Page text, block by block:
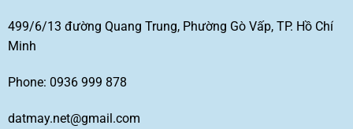
499/6/13 đường Quang Trung, Phường Gò Vấp, TP. Hồ Chí
Minh
Phone: 0936 999 878
datmay.net@gmail.com